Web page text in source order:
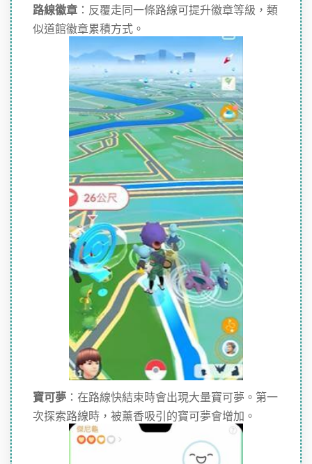
路線徽章：反覆走同一條路線可提升徽章等級，類
似道館徽章累積方式。
寶可夢：在路線快結束時會出現大量寶可夢。第一
次探索路線時，被薰香吸引的寶可夢會增加。